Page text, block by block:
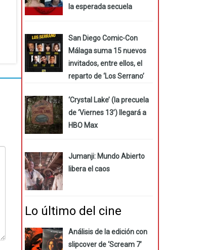
la esperada secuela
San Diego Comic-Con
Málaga suma 15 nuevos
invitados, entre ellos, el
reparto de ‘Los Serrano’
‘Crystal Lake’ (la precuela
de ‘Viernes 13’) llegará a
HBO Max
Jumanji: Mundo Abierto
libera el caos
Lo último del cine
Análisis de la edición con
slipcover de ‘Scream 7’